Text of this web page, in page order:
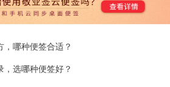
，哪种便签合适？
，选哪种便签好？